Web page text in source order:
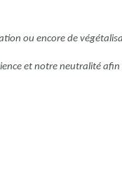
ou encore de
et notre neutralité afin